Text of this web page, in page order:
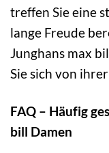
treffen Sie eine
lange Freude
Junghans max
Sie sich von
FAQ – Häufig
bill Damen